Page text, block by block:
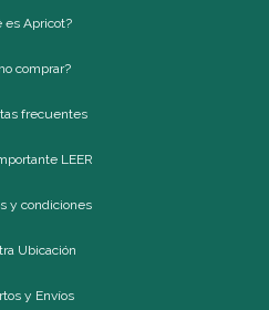
es Apricot?
comprar?
frecuentes
LEER
y condiciones
Ubicación
y Envíos